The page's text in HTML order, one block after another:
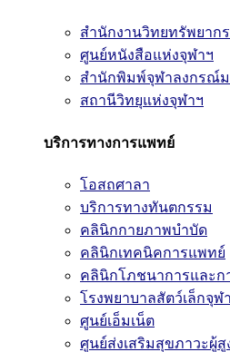
สำนักงานวิทยทรัพยาก
ศูนย์หนังสือแห่งจุฬาฯ
สำนักพิมพ์จุฬาลงกรณ์
สถานีวิทยุแห่งจุฬาฯ
บริการทางการแพทย์
โอสถศาลา
บริการทางทันตกรรม
คลินิกกายภาพบำบัด
คลินิกเทคนิคการแพทย์
คลินิกโภชนาการและก
โรงพยาบาลสัตว์เล็กจุฬ
ศูนย์เอ็มเน็ต
ศูนย์ส่งเสริมสุขภาวะผู้สู